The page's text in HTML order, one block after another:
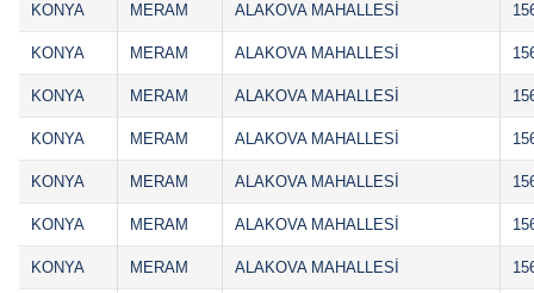
KONYA MERAM ALAKOVA MAHALLESİ
KONYA MERAM ALAKOVA MAHALLESİ
KONYA MERAM ALAKOVA MAHALLESİ
KONYA MERAM ALAKOVA MAHALLESİ
KONYA MERAM ALAKOVA MAHALLESİ
KONYA MERAM ALAKOVA MAHALLESİ
KONYA MERAM ALAKOVA MAHALLESİ